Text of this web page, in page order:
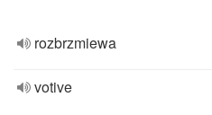
rozbrzmiewa
votive